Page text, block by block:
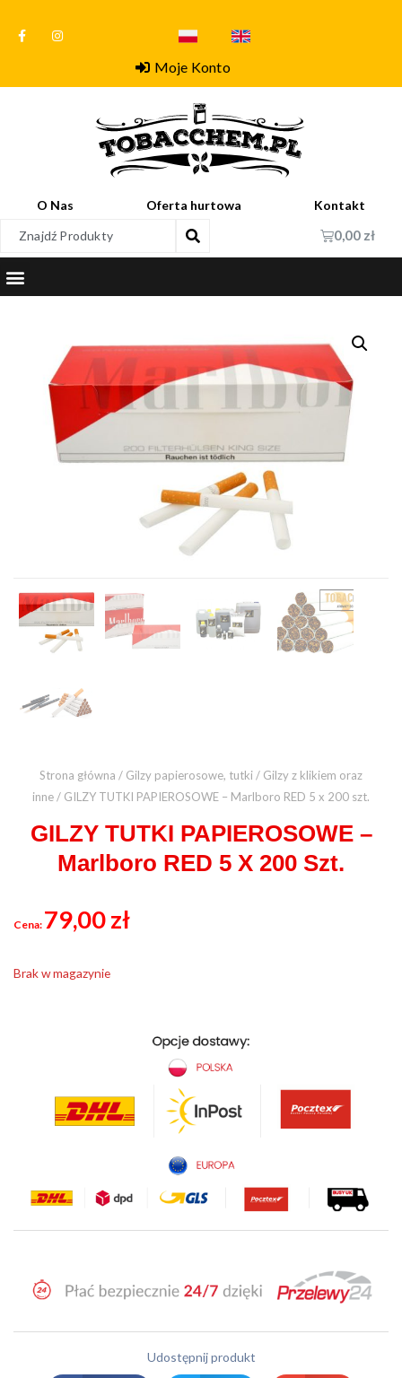
Moje Konto
O Nas Oferta hurtowa Kontakt
0,00 zł
Strona główna / Gilzy papierosowe, tutki/ Gilzy z klikiem oraz
inne/ GILZY TUTKI PAPIEROSOWE – Marlboro RED 5 x 200 szt.
GILZY TUTKI PAPIEROSOWE –
Marlboro RED 5 X 200 Szt.
79,00zł
Brak w magazynie
Udostępnij produkt